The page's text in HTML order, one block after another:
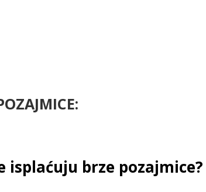
isplaćuju brze pozajmice?